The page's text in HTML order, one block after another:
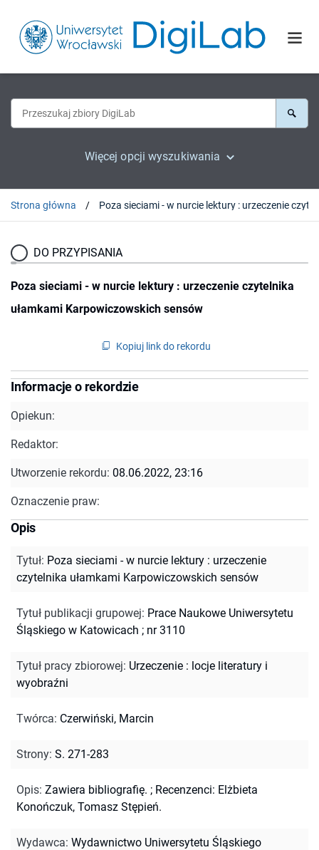
Więcej opcji wyszukiwania
Strona główna
DO PRZYPISANIA
Poza sieciami - w nurcie lektury : urzeczenie czytelnika
ułamkami Karpowiczowskich sensów
Kopiuj link do rekordu
Informacje o rekordzie
Opiekun:
Redaktor:
Utworzenie rekordu: 08.06.2022, 23:16
Oznaczenie praw:
Opis
Tytuł: Poza sieciami - w nurcie lektury : urzeczenie
czytelnika ułamkami Karpowiczowskich sensów
Tytuł publikacji grupowej: Prace Naukowe Uniwersytetu
Śląskiego w Katowicach ; nr 3110
Tytuł pracy zbiorowej: Urzeczenie : locje literatury i
wyobraźni
Twórca: Czerwiński, Marcin
Strony: S. 271-283
Opis: Zawiera bibliografię. ; Recenzenci: Elżbieta
Konończuk, Tomasz Stępień.
Wydawca: Wydawnictwo Uniwersytetu Śląskiego